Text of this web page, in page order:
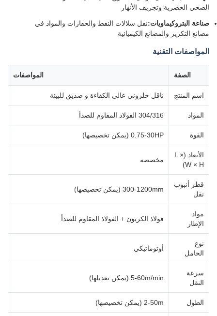
الصحي الحضرية وتجريف الأنهار
صناعة البتروكيماويات:نقل سلالات النفط والحفازات والمواد في
مصانع التكرير والمصانع الكيميائية
المواصفات التقنية
الصفة المواصفات
اسم المنتج ناقل حلزوني عالي الكفاءة و صديق للبيئة
المواد 304/316 الفولاذ المقاوم للصدأ
القوة 0.75-30HP (يمكن تخصيصها)
الأبعاد (L ×
W × H)
مخصصة
قطر أنبوب
نقل
300-1200mm (يمكن تخصيصها)
مواد
الإطار
فولاذ الكربون + الفولاذ المقاوم للصدأ
نوع
الحامل
أوتوماتيكي
سرعة
النقل
5-60m/min (يمكن تعديلها)
الطول 2-50m (يمكن تخصيصها)